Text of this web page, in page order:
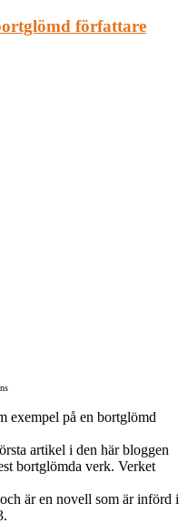
författare
exempel på en bortglömd
artikel i den här bloggen
bortglömda verk. Verket
är en novell som är införd i